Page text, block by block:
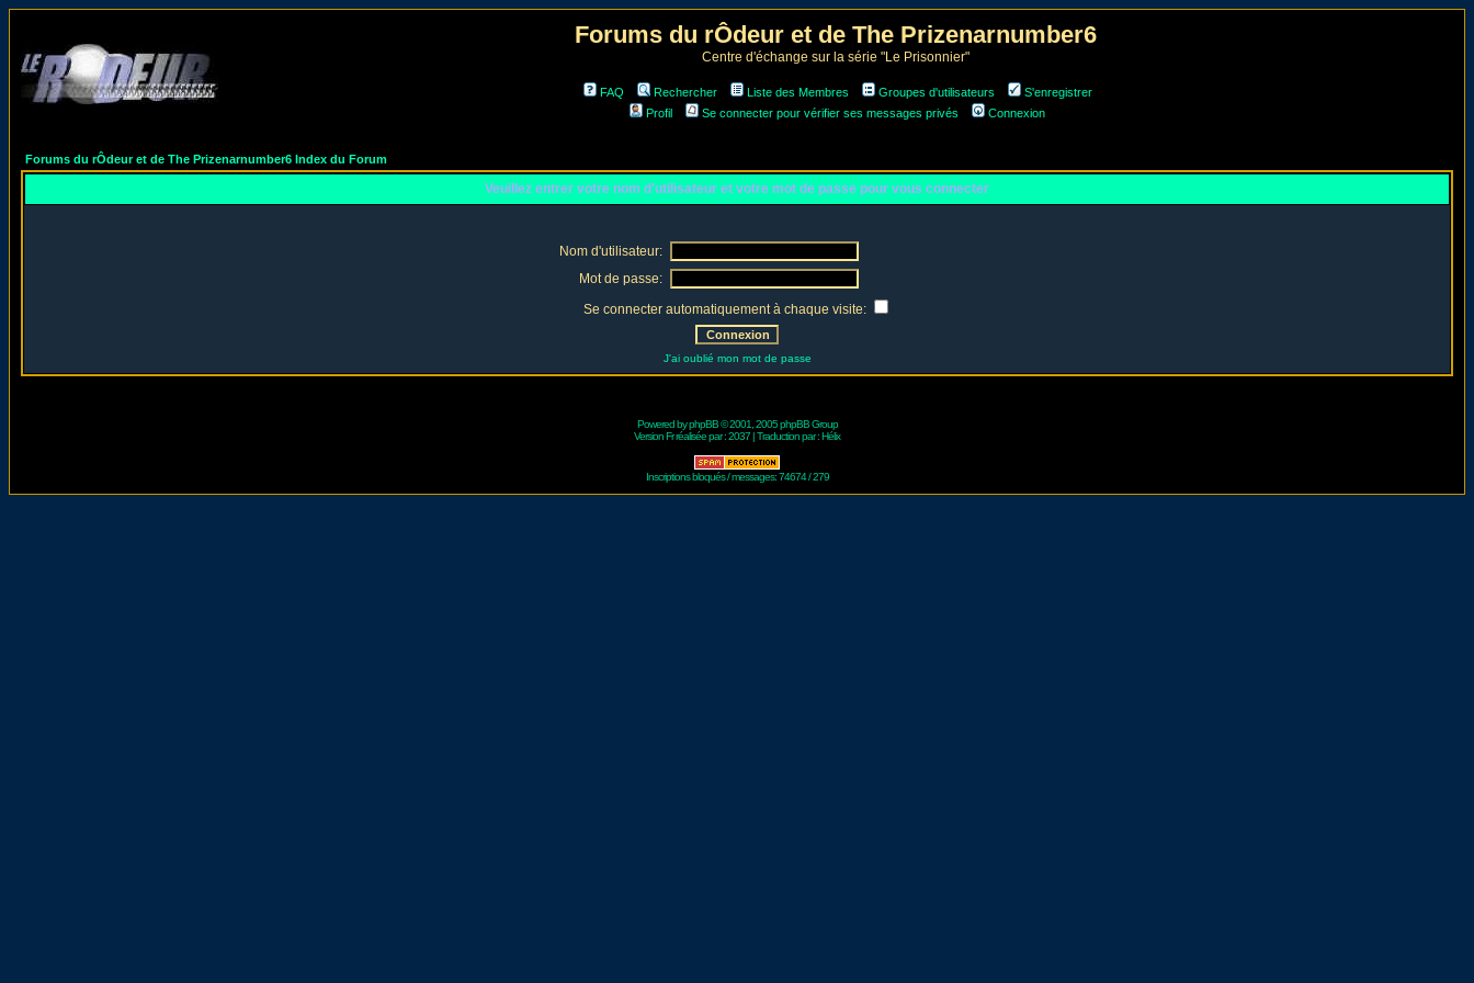
Forums du rÔdeur et de The Prizenarnumber6
Centre d'échange sur la série "Le Prisonnier"
FAQ Rechercher Liste des Membres Groupes d'utilisateurs
S'enregistrer
Profil
Se connecter pour vérifier ses messages privés Connexion
Forums du rÔdeur et de The Prizenarnumber6 Index du Forum
Veuillez entrer votre nom d'utilisateur et votre mot de passe pour vous connecter
Nom d'utilisateur:
Mot de passe:
Se connecter automatiquement à chaque visite:
J'ai oublié mon mot de passe
Powered byphpBB© 2001, 2005 phpBB Group
Version Fr réalisée par :2037 | Traduction par :Hélix
Inscriptions bloqués / messages: 74674 / 279